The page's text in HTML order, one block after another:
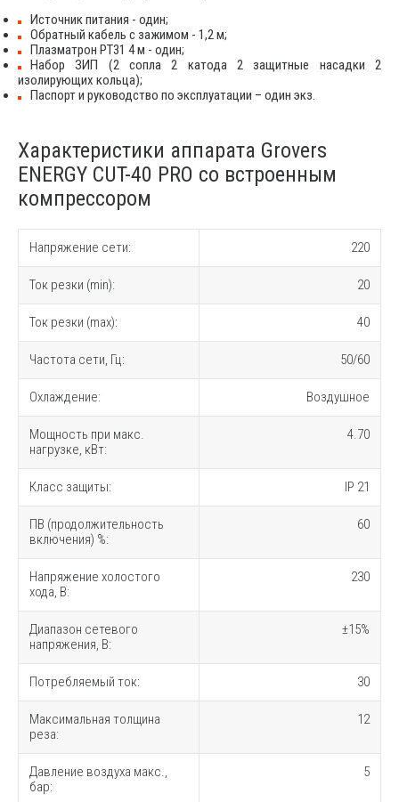
Источник питания - один;
Обратный кабель с зажимом - 1,2 м;
Плазматрон PT31 4 м - один;
Набор ЗИП (2 сопла 2 катода 2 защитные насадки 2
изолирующих кольца);
Паспорт и руководство по эксплуатации – один экз.
Характеристики аппарата Grovers
ENERGY CUT-40 PRO со встроенным
компрессором
Напряжение сети: 220
Ток резки (min): 20
Ток резки (max): 40
Частота сети, Гц: 50/60
Охлаждение: Воздушное
Мощность при макс.
нагрузке, кВт:
4.70
Класс защиты: IP 21
ПВ (продолжительность
включения) %:
60
Напряжение холостого
хода, В:
230
Диапазон сетевого
напряжения, В:
±15%
Потребляемый ток: 30
Максимальная толщина
реза:
12
Давление воздуха макс.,
бар:
5